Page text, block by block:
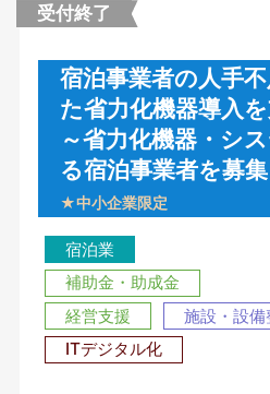
受付終了
宿泊事業者の人手
た省力化機器導入
～省力化機器・シ
る宿泊事業者を募
★中小企業限定
宿泊業
補助金・助成金
経営支援
施設・設備
ITデジタル化